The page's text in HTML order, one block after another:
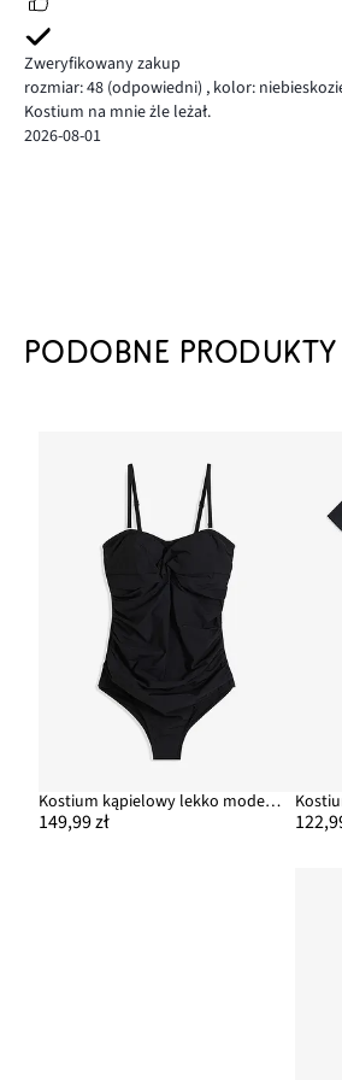
Zweryfikowany zakup
rozmiar: 48 (odpowiedni) , kolor:
Kostium na mnie żle leżał.
2026-08-01
PODOBNE PRODUKTY
Kostium kąpielowy lekko modelujący sylwetkę z kopertowym dekoltem
149,99 zł